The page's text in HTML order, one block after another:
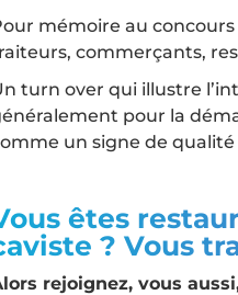
mémoire au concours
commerçants,
turn over qui illustre
pour la
un signe de
êtes
? Vous
rejoignez, vous